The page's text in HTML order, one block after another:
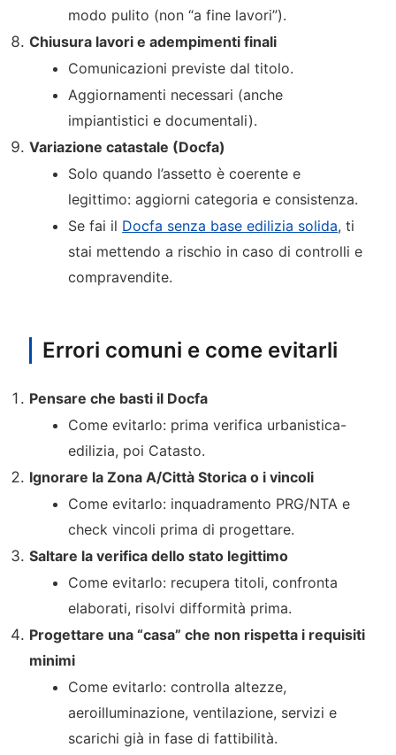
modo pulito (non “a fine lavori”).
Chiusura lavori e adempimenti finali
Comunicazioni previste dal titolo.
Aggiornamenti necessari (anche
impiantistici e documentali).
Variazione catastale (Docfa)
Solo quando l’assetto è coerente e
legittimo: aggiorni categoria e consistenza.
Se fai il Docfa senza base edilizia solida, ti
stai mettendo a rischio in caso di controlli e
compravendite.
Errori comuni e come evitarli
Pensare che basti il Docfa
Come evitarlo: prima verifica urbanistica-
edilizia, poi Catasto.
Ignorare la Zona A/Città Storica o i vincoli
Come evitarlo: inquadramento PRG/NTA e
check vincoli prima di progettare.
Saltare la verifica dello stato legittimo
Come evitarlo: recupera titoli, confronta
elaborati, risolvi difformità prima.
Progettare una “casa” che non rispetta i requisiti
minimi
Come evitarlo: controlla altezze,
aeroilluminazione, ventilazione, servizi e
scarichi già in fase di fattibilità.